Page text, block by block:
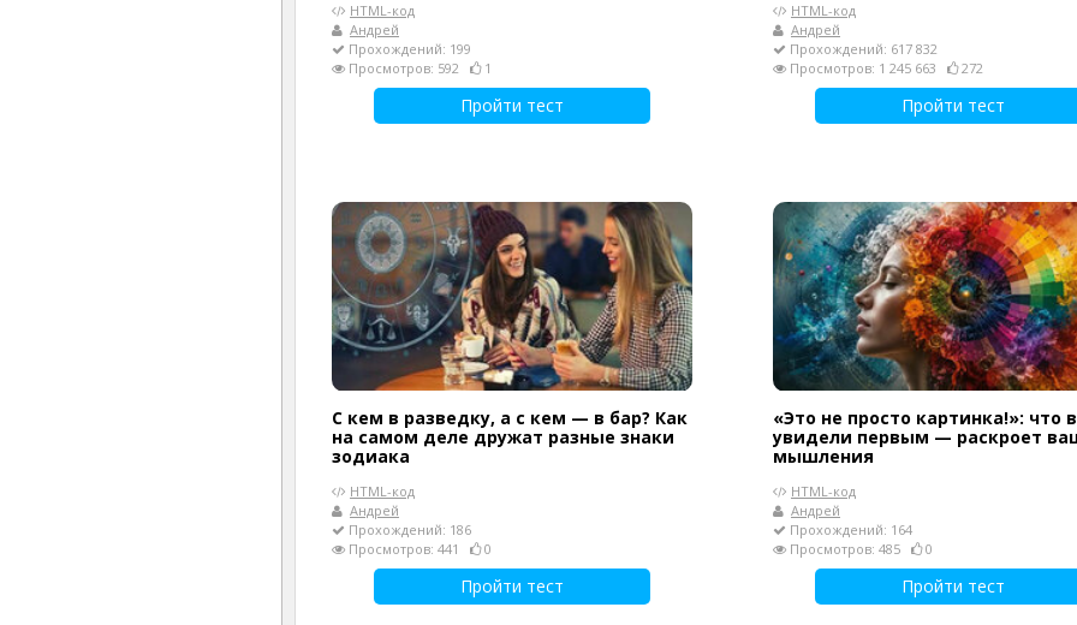
HTML-код
Андрей
Прохождений: 199
Просмотров: 592
1
Пройти тест
HTML-код
Андрей
Прохождений: 617 832
Просмотров: 1 245 663
272
Пройти тест
С кем в разведку, а с кем — в бар? Как
на самом деле дружат разные знаки
зодиака
HTML-код
Андрей
Прохождений: 186
Просмотров: 441
0
Пройти тест
«Это не просто картинка!»: что
увидели первым — раскроет
мышления
HTML-код
Андрей
Прохождений: 164
Просмотров: 485
0
Пройти тест